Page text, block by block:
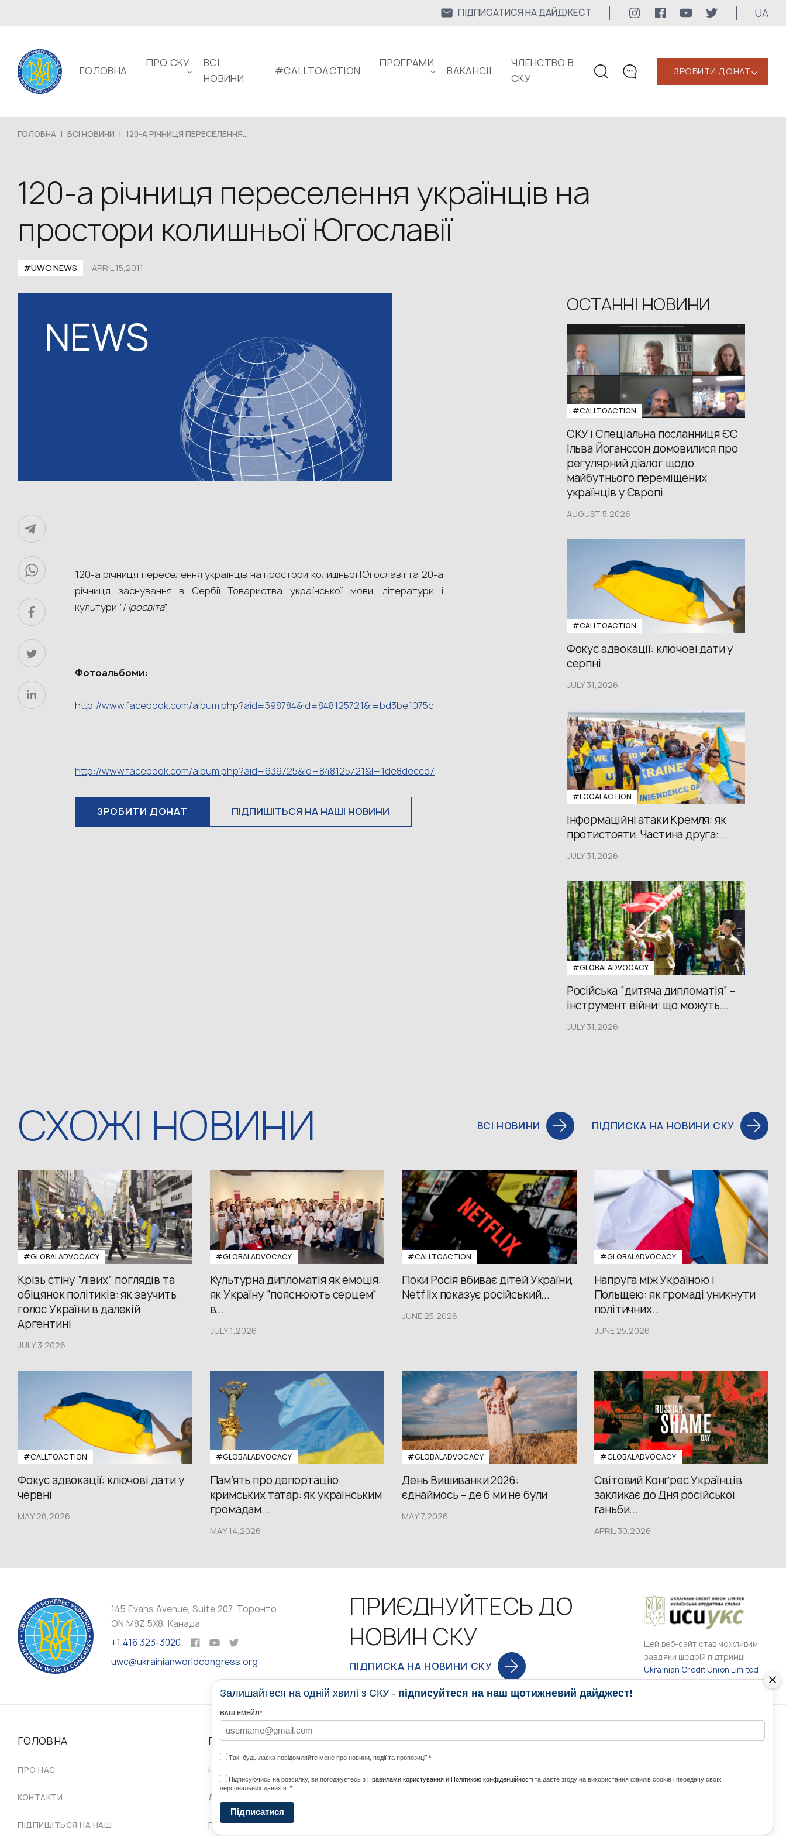
ПІДПИСАТИСЯ НА ДАЙДЖЕСТ UA
ГОЛОВНА
ПРО СКУ
ВСІ
НОВИНИ
#CALLTOACTION
ПРОГРАМИ
ВАКАНСІЇ
ЧЛЕНСТВО В
СКУ
КОНТАКТИ
Для медіа
ЗРОБИТИ ДОНАТ‹
ГОЛОВНА | ВСІ НОВИНИ | 120-А РІЧНИЦЯ ПЕРЕСЕЛЕННЯ...
120-а річниця переселення українців на
простори колишньої Югославії
#UWC NEWS APRIL 15,2011
120-а річниця переселення українців на простори колишньої Югославії та 20-а
річниця заснування в Сербії Товариства української мови, літератури і
культури “Просвіта”.
Фотоальбоми:
http://www.facebook.com/album.php?aid=598784&id=848125721&l=bd3be1075c
http://www.facebook.com/album.php?aid=639725&id=848125721&l=1de8deccd7
ЗРОБИТИ ДОНАТ ПІДПИШІТЬСЯ НА НАШІ НОВИНИ
ОСТАННІ НОВИНИ
#CALLTOACTION
СКУ і Спеціальна посланниця ЄС
Ільва Йоганссон домовилися про
регулярний діалог щодо
майбутнього переміщених
українців у Європі
AUGUST 5,2026
#CALLTOACTION
Фокус адвокації: ключові дати у
серпні
JULY 31,2026
#LOCALACTION
Інформаційні атаки Кремля: як
протистояти. Частина друга:...
JULY 31,2026
#GLOBALADVOCACY
Російська “дитяча дипломатія” –
інструмент війни: що можуть...
JULY 31,2026
СХОЖІ НОВИНИ ВСІ НОВИНИ ПІДПИСКА НА НОВИНИ СКУ
#GLOBALADVOCACY
Крізь стіну “лівих” поглядів та
обіцянок політиків: як звучить
голос України в далекій
Аргентині
JULY 3,2026
#GLOBALADVOCACY
Культурна дипломатія як емоція:
як Україну “пояснюють серцем”
в...
JULY 1,2026
#CALLTOACTION
Поки Росія вбиває дітей України,
Netflix показує російський...
JUNE 25,2026
#GLOBALADVOCACY
Напруга між Україною і
Польщею: як громаді уникнути
політичних...
JUNE 25,2026
#CALLTOACTION
Фокус адвокації: ключові дати у
червні
MAY 28,2026
#GLOBALADVOCACY
Пам’ять про депортацію
кримських татар: як українським
громадам...
MAY 14,2026
#GLOBALADVOCACY
День Вишиванки 2026:
єднаймось – де б ми не були
MAY 7,2026
#GLOBALADVOCACY
Світовий Конґрес Українців
закликає до Дня російської
ганьби...
APRIL 30,2026
145 Evans Avenue, Suite 207, Торонто,
ON M8Z 5X8, Канада
+1 416 323-3020
uwc@ukrainianworldcongress.org
ПРИЄДНУЙТЕСЬ ДО
НОВИН СКУ
ПІДПИСКА НА НОВИНИ СКУ
Цей веб-сайт став можливим
завдяки щедрій підтримці
Ukrainian Credit Union Limited
ГОЛОВНА
ПРО НАС
КОНТАКТИ
ПІДПИШІТЬСЯ НА НАШ
ПРО НАС
НАШІ СПІЛЬНОТИ ПО СВІТУ
ДОРАДЧА РАДА
ПРОВІД СКУ
НОВИНИ ПРОГРАМИ МЕДІА КОНТАКТИ
з України та світу
Залишайтеся на одній хвилі з СКУ - підписуйтеся на наш щотижневий дайджест!
ВАШ ЕМЕЙЛ*
Так, будь ласка повідомляйте мене про новини, події та пропозиції *
Підписуючись на розсилку, ви погоджуєтесь з Правилами користування и Політикою конфіденційності та даєте згоду на використання файлів cookie і передачу своїх
персональних даних в *
Підписатися